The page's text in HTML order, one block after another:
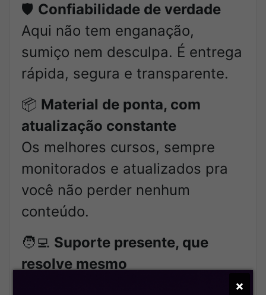
🛡️ Confiabilidade de verdade
Aqui não tem enganação,
sumiço nem desculpa. É entrega
rápida, segura e transparente.
📦 Material de ponta, com
atualização constante
Os melhores cursos, sempre
monitorados e atualizados pra
você não perder nenhum
conteúdo.
🧑‍💻 Suporte presente, que
resolve mesmo
A gente tá aqui pra te ouvir e te×